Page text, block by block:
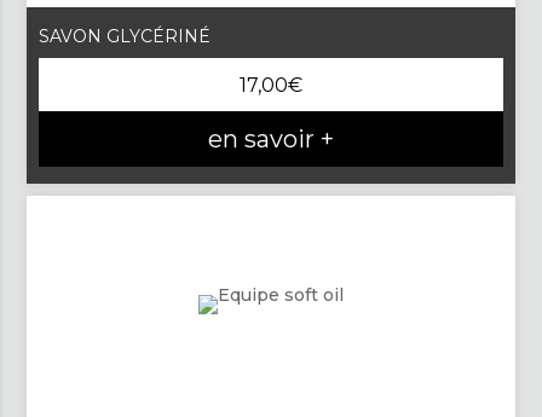
SAVON GLYCÉRINÉ
17,00€
en savoir +